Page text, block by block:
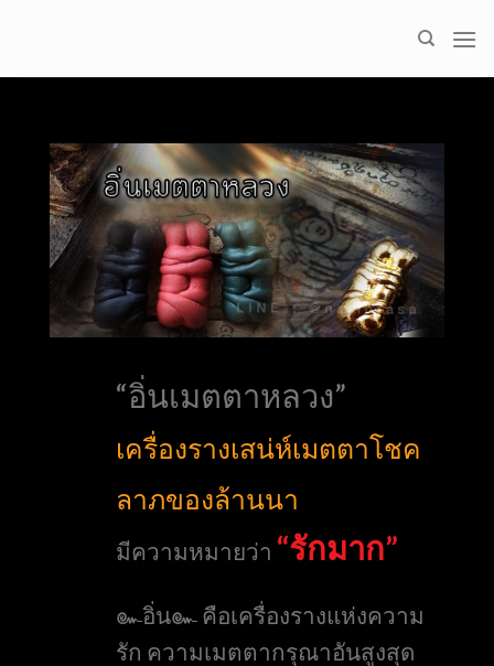
“อิ่นเมตตาหลวง”
เครื่องรางเสน่ห์เมตตาโชค
ลาภของล้านนา
มีความหมายว่า “รักมาก”
๛อิ่น๛ คือเครื่องรางแห่งความ
รัก ความเมตตากรุณาอันสูงสุด